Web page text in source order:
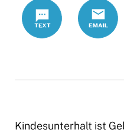
Text
Email
Kindesunterhalt ist